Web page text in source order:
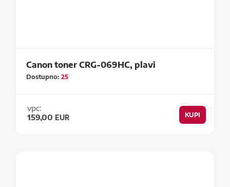
Canon toner CRG-069HC, plavi
Dostupno:25
vpc:
159,00 EUR KUPI